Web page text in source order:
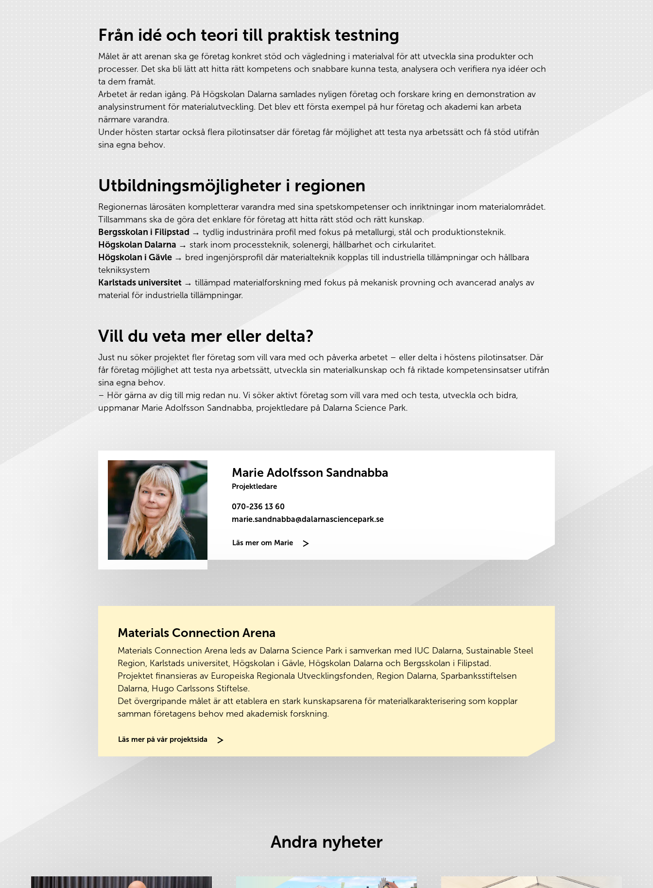
Från idé och teori till praktisk testning
Målet är att arenan ska ge företag konkret stöd och vägledning i materialval för att utveckla sina produkter och
processer. Det ska bli lätt att hitta rätt kompetens och snabbare kunna testa, analysera och verifiera nya idéer och
ta dem framåt.
Arbetet är redan igång. På Högskolan Dalarna samlades nyligen företag och forskare kring en demonstration av
analysinstrument för materialutveckling. Det blev ett första exempel på hur företag och akademi kan arbeta
närmare varandra.
Under hösten startar också flera pilotinsatser där företag får möjlighet att testa nya arbetssätt och få stöd utifrån
sina egna behov.
Utbildningsmöjligheter i regionen
Regionernas lärosäten kompletterar varandra med sina spetskompetenser och inriktningar inom materialområdet.
Tillsammans ska de göra det enklare för företag att hitta rätt stöd och rätt kunskap.
Bergsskolan i Filipstad → tydlig industrinära profil med fokus på metallurgi, stål och produktionsteknik.
Högskolan Dalarna → stark inom processteknik, solenergi, hållbarhet och cirkularitet.
Högskolan i Gävle → bred ingenjörsprofil där materialteknik kopplas till industriella tillämpningar och hållbara
tekniksystem
Karlstads universitet → tillämpad materialforskning med fokus på mekanisk provning och avancerad analys av
material för industriella tillämpningar.
Vill du veta mer eller delta?
Just nu söker projektet fler företag som vill vara med och påverka arbetet – eller delta i höstens pilotinsatser. Där
får företag möjlighet att testa nya arbetssätt, utveckla sin materialkunskap och få riktade kompetensinsatser utifrån
sina egna behov.
– Hör gärna av dig till mig redan nu. Vi söker aktivt företag som vill vara med och testa, utveckla och bidra,
uppmanar Marie Adolfsson Sandnabba, projektledare på Dalarna Science Park.
Marie Adolfsson Sandnabba
Projektledare
070-236 13 60
marie.sandnabba@dalarnasciencepark.se
Läs mer om Marie
Materials Connection Arena
Materials Connection Arena leds av Dalarna Science Park i samverkan med IUC Dalarna, Sustainable Steel
Region, Karlstads universitet, Högskolan i Gävle, Högskolan Dalarna och Bergsskolan i Filipstad.
Projektet finansieras av Europeiska Regionala Utvecklingsfonden, Region Dalarna, Sparbanksstiftelsen
Dalarna, Hugo Carlssons Stiftelse.
Det övergripande målet är att etablera en stark kunskapsarena för materialkarakterisering som kopplar
samman företagens behov med akademisk forskning.
Läs mer på vår projektsida
Andra nyheter